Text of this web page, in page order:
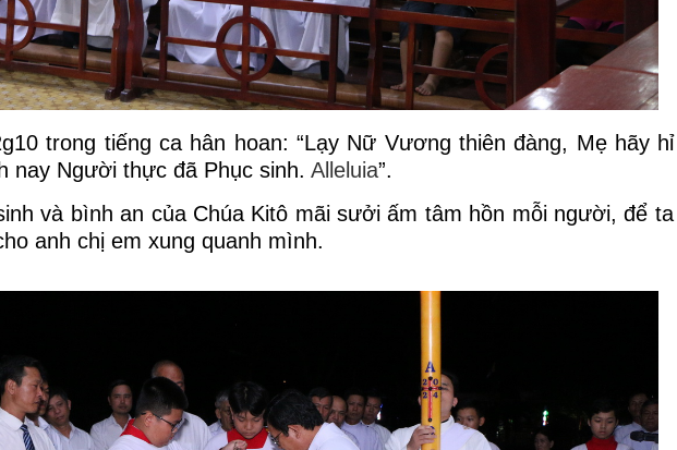
trong tiếng ca hân hoan: “Lạy Nữ Vương thiên đàng, Mẹ hãy
nay Người thực đã Phục sinh. Alleluia”.
và bình an của Chúa Kitô mãi sưởi ấm tâm hồn mỗi người, để
anh chị em xung quanh mình.